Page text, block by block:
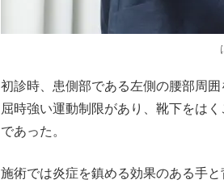
初診時、患側部である左側の腰部周
屈時強い運動制限があり、靴下をは
であった。
施術では炎症を鎮める効果のある手